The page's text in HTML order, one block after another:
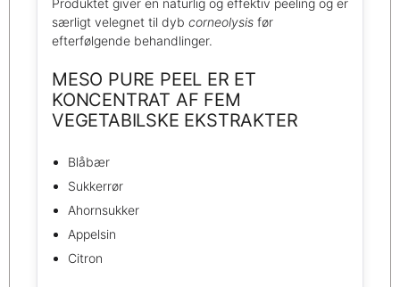
særligt velegnet til dyb corneolysis før
efterfølgende behandlinger.
MESO PURE PEEL ER ET
KONCENTRAT AF FEM
VEGETABILSKE EKSTRAKTER
Blåbær
Sukkerrør
Ahornsukker
Appelsin
Citron